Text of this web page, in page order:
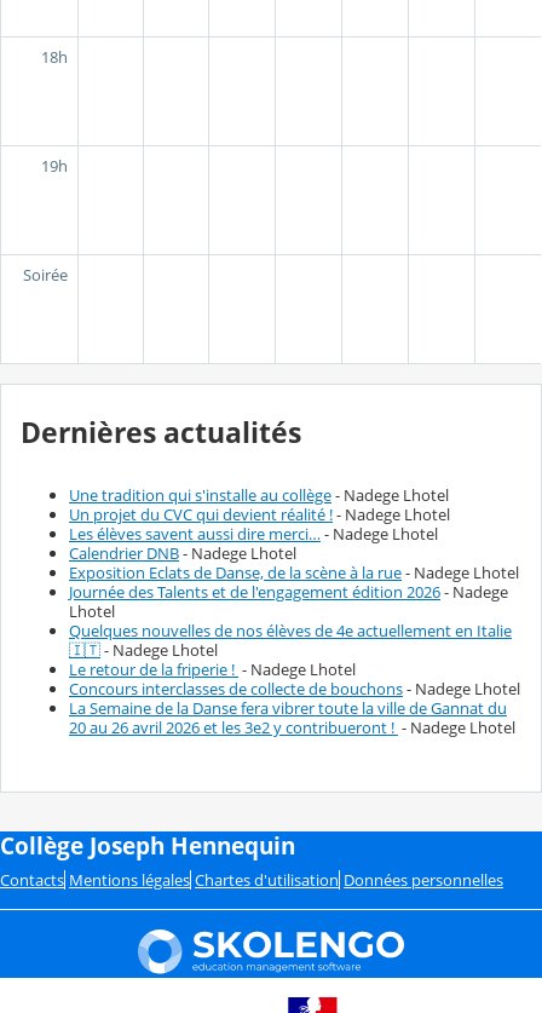
18h
19h
Soirée
Dernières actualités
Une tradition qui s'installe au collège- Nadege Lhotel
Un projet du CVC qui devient réalité !- Nadege Lhotel
Les élèves savent aussi dire merci…- Nadege Lhotel
Calendrier DNB- Nadege Lhotel
Exposition Eclats de Danse, de la scène à la rue- Nadege Lhotel
Journée des Talents et de l'engagement édition 2026- Nadege
Lhotel
Quelques nouvelles de nos élèves de 4e actuellement en Italie
🇮🇹- Nadege Lhotel
Le retour de la friperie ! - Nadege Lhotel
Concours interclasses de collecte de bouchons- Nadege Lhotel
La Semaine de la Danse fera vibrer toute la ville de Gannat du
20 au 26 avril 2026 et les 3e2 y contribueront ! - Nadege Lhotel
Collège Joseph Hennequin
Contacts Mentions légales Chartes d'utilisation Données personnelles